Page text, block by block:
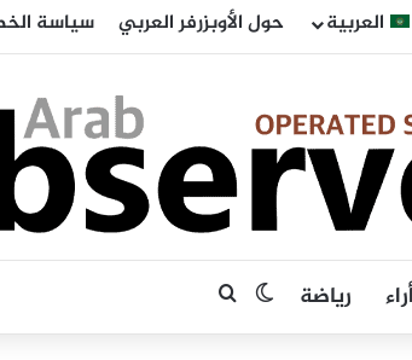
العربية حول الأوبزرفر العربي سياسة
رياضة الوضع المظلم